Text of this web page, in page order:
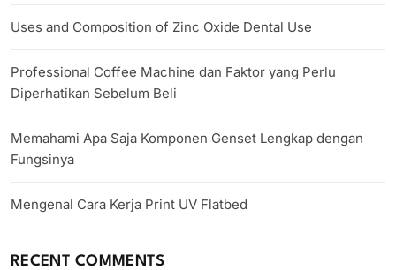
Uses and Composition of Zinc Oxide Dental Use
Professional Coffee Machine dan Faktor yang Perlu
Diperhatikan Sebelum Beli
Memahami Apa Saja Komponen Genset Lengkap dengan
Fungsinya
Mengenal Cara Kerja Print UV Flatbed
RECENT COMMENTS